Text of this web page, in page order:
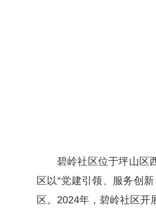
碧岭社区位于坪山区
区以“党建引领、服务创
区。2024年，碧岭社区开